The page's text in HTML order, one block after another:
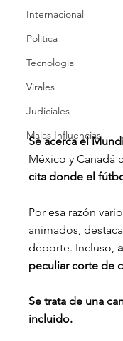
Internacional
Política
Tecnología
Virales
Judiciales
Malas Influencias
Se acerca el
México y Canadá
cita donde el
Por esa razón
animados,
deporte. Incluso,
peculiar corte de
Se trata de una
incluido.